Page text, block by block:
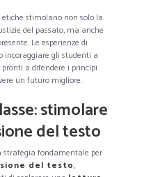
stimolano non solo la
del passato, ma anche
Le esperienze di
incoraggiare gli studenti a
a difendere i principi
un futuro migliore.
stimolare
del testo
strategia fondamentale per
del testo,